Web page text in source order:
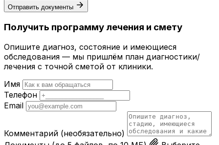
Отправить документы
Получить программу лечения и смету
Опишите диагноз, состояние и имеющиеся
обследования — мы пришлём план диагностики/
лечения с точной сметой от клиники.
Имя
Телефон
Email
Комментарий (необязательно)